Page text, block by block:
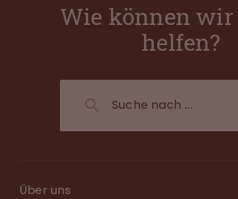
Wie können
helfen?
Über uns